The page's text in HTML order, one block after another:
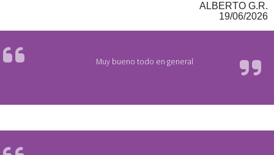
ALBERTO G.R.
19/06/2026
Muy bueno todo en general